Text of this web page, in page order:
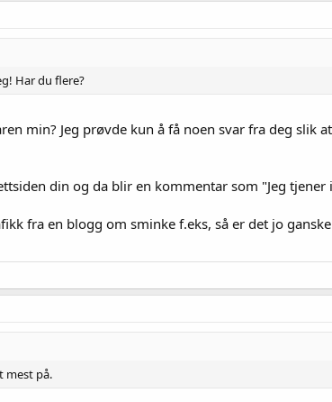
Har du flere?
min? Jeg prøvde kun å få noen svar fra deg slik
din og da blir en kommentar som "Jeg tjener
fra en blogg om sminke f.eks, så er det jo
mest på.